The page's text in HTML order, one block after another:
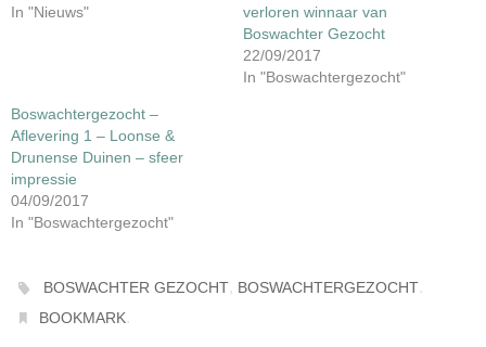
In "Nieuws"
verloren winnaar van
Boswachter Gezocht
22/09/2017
In "Boswachtergezocht"
Boswachtergezocht –
Aflevering 1 – Loonse &
Drunense Duinen – sfeer
impressie
04/09/2017
In "Boswachtergezocht"
BOSWACHTER GEZOCHT, BOSWACHTERGEZOCHT.
BOOKMARK.